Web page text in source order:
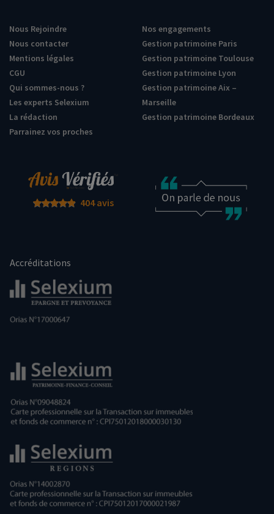
Nous Rejoindre
Nous contacter
Mentions légales
CGU
Qui sommes-nous ?
Les experts Selexium
La rédaction
Parrainez vos proches
Nos engagements
Gestion patrimoine Paris
Gestion patrimoine Toulouse
Gestion patrimoine Lyon
Gestion patrimoine Aix –
Marseille
Gestion patrimoine Bordeaux
404 avis
Accréditations